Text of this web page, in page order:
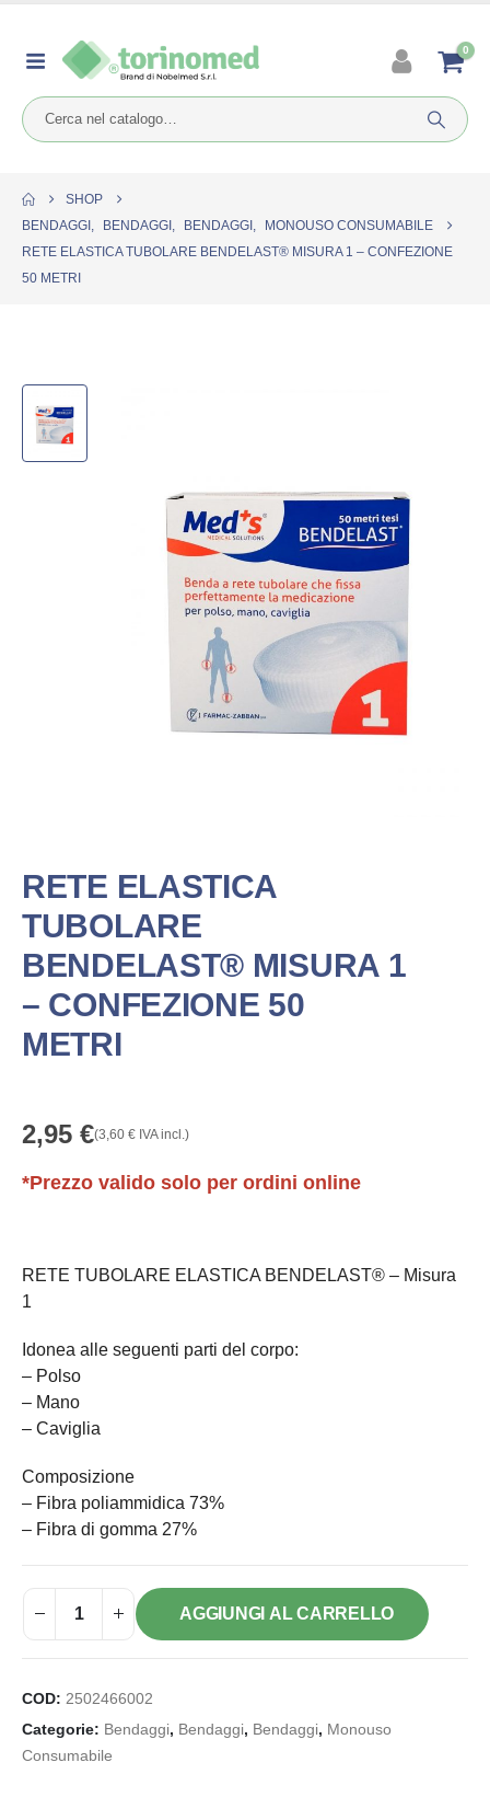
0
SHOP
BENDAGGI , BENDAGGI , BENDAGGI ,
MONOUSO CONSUMABILE
RETE ELASTICA TUBOLARE BENDELAST® MISURA 1 – CONFEZIONE
50 METRI
RETE ELASTICA
TUBOLARE
BENDELAST® MISURA 1
– CONFEZIONE 50
METRI
2,95 €(3,60 € IVA incl.)
*Prezzo valido solo per ordini online
RETE TUBOLARE ELASTICA BENDELAST® – Misura
1
Idonea alle seguenti parti del corpo:
– Polso
– Mano
– Caviglia
Composizione
– Fibra poliammidica 73%
– Fibra di gomma 27%
AGGIUNGI AL CARRELLO
COD: 2502466002
Categorie: Bendaggi, Bendaggi, Bendaggi, Monouso
Consumabile